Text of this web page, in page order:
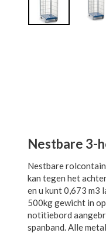
Nestbare 3-
Nestbare
kan tegen het
en u kunt 0,673 m3
500kg gewicht in
notitiebord
spanband. Alle